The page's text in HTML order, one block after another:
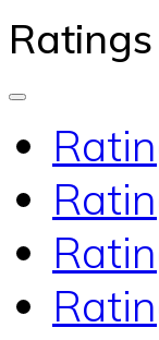
Ratings